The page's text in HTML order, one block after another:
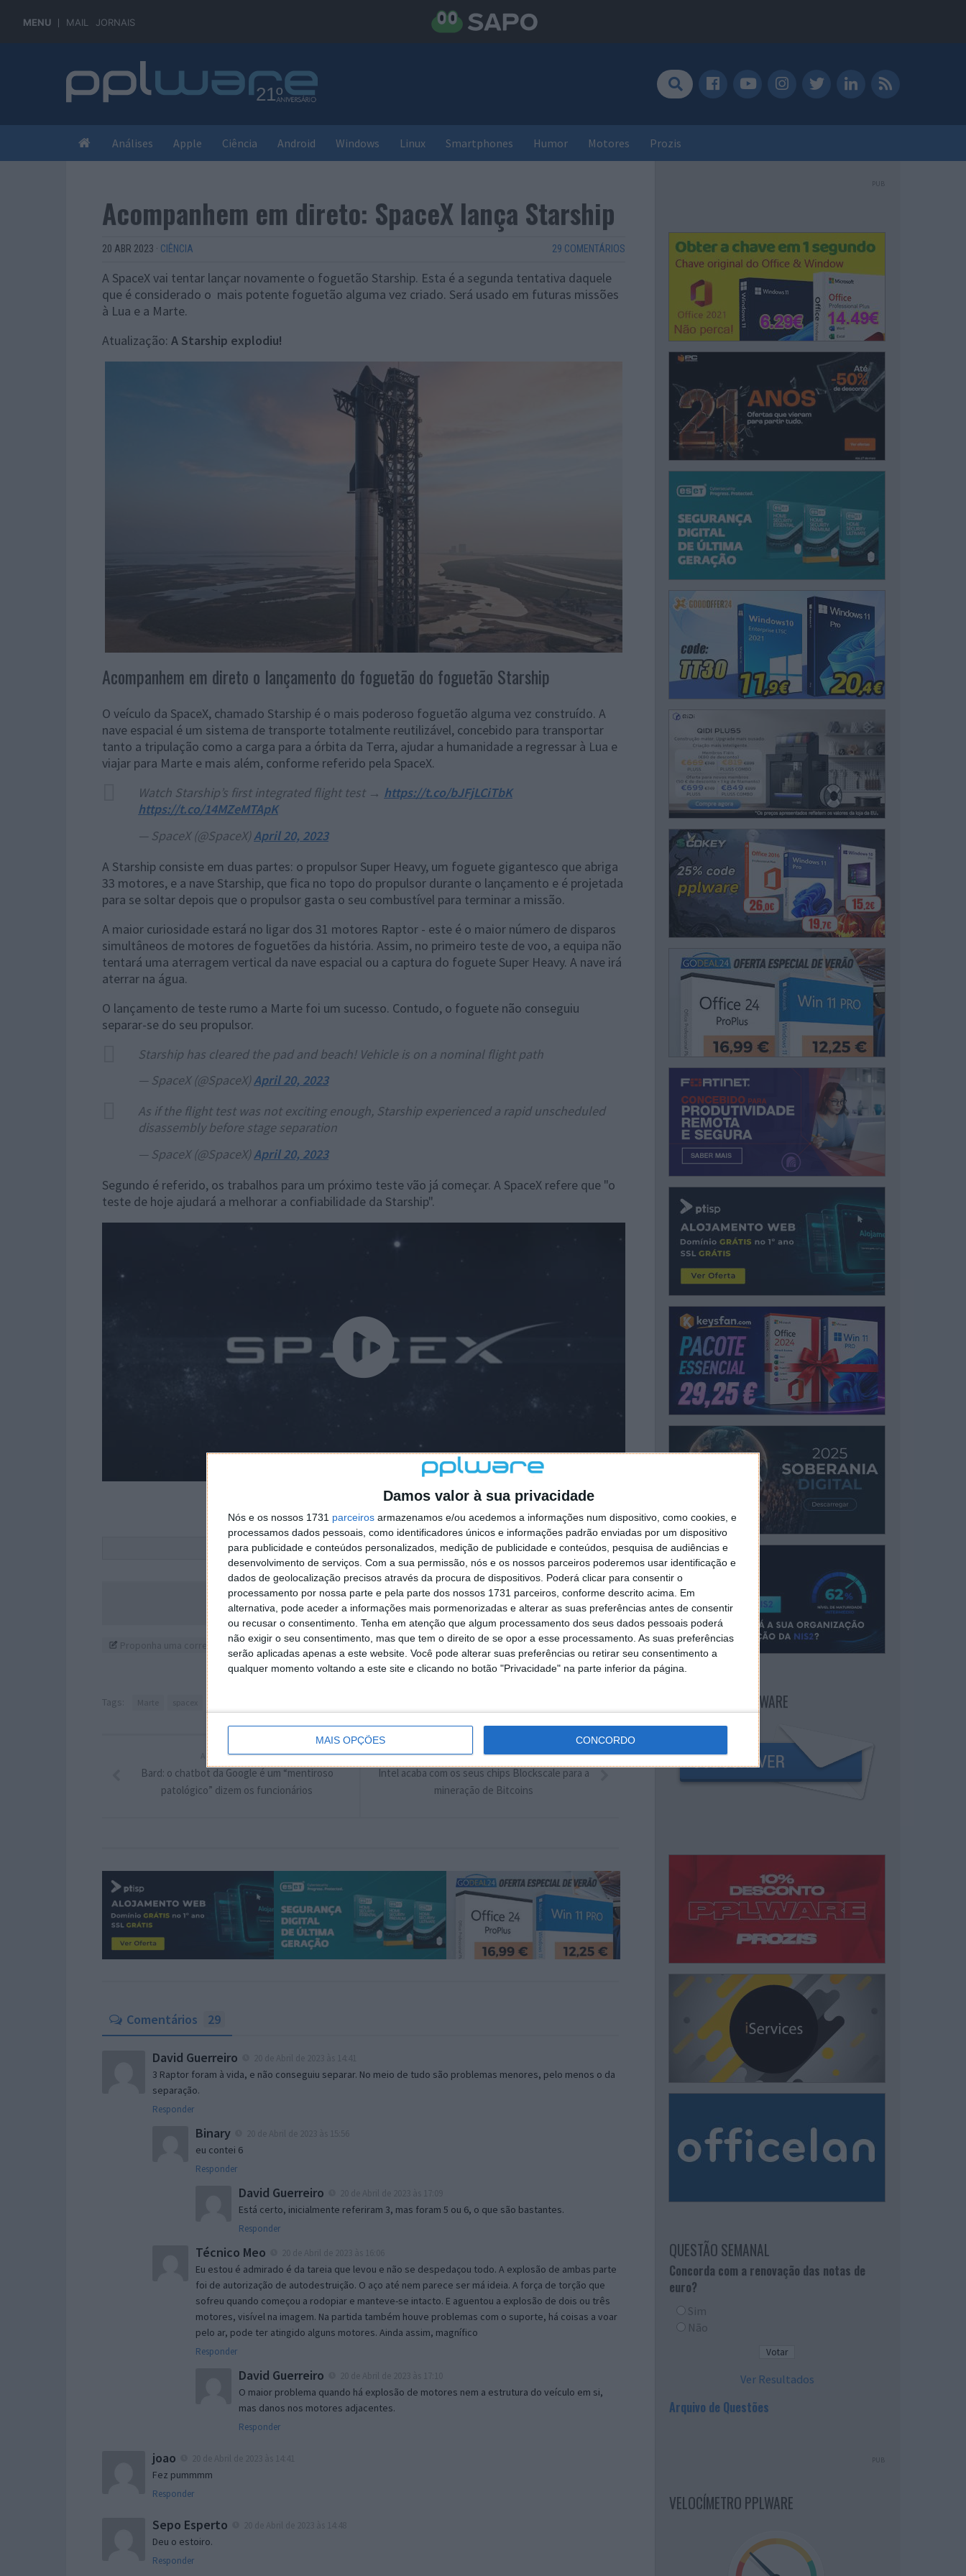
Damos valor à sua privacidade
Nós e os nossos 1731 parceiros armazenamos e/ou acedemos a informações num dispositivo, como cookies, e
processamos dados pessoais, como identificadores únicos e informações padrão enviadas por um dispositivo
para publicidade e conteúdos personalizados, medição de publicidade e conteúdos, pesquisa de audiências e
desenvolvimento de serviços. Com a sua permissão, nós e os nossos parceiros poderemos usar identificação e
dados de geolocalização precisos através da procura de dispositivos. Poderá clicar para consentir o
processamento por nossa parte e pela parte dos nossos 1731 parceiros, conforme descrito acima. Em
alternativa, pode aceder a informações mais pormenorizadas e alterar as suas preferências antes de consentir
ou recusar o consentimento. Tenha em atenção que algum processamento dos seus dados pessoais poderá
não exigir o seu consentimento, mas que tem o direito de se opor a esse processamento. As suas preferências
serão aplicadas apenas a este website. Você pode alterar suas preferências ou retirar seu consentimento a
qualquer momento voltando a este site e clicando no botão "Privacidade" na parte inferior da página.
MAIS OPÇÕES CONCORDO
MENU MAIL JORNAIS
Análises Apple Ciência Android Windows Linux Smartphones Humor Motores Prozis
Acompanhem em direto: SpaceX lança Starship
20 ABR 2023 · CIÊNCIA 29 COMENTÁRIOS
A SpaceX vai tentar lançar novamente o foguetão Starship. Esta é a segunda tentativa daquele
que é considerado o mais potente foguetão alguma vez criado. Será usado em futuras missões
à Lua e a Marte.
Atualização: A Starship explodiu!
Acompanhem em direto o lançamento do foguetão do foguetão Starship
O veículo da SpaceX, chamado Starship é o mais poderoso foguetão alguma vez construído. A
nave espacial é um sistema de transporte totalmente reutilizável, concebido para transportar
tanto a tripulação como a carga para a órbita da Terra, ajudar a humanidade a regressar à Lua e
viajar para Marte e mais além, conforme referido pela SpaceX.
Watch Starship’s first integrated flight test → https://t.co/bJFjLCiTbK
https://t.co/14MZeMTApK
— SpaceX (@SpaceX) April 20, 2023
A Starship consiste em duas partes: o propulsor Super Heavy, um foguete gigantesco que abriga
33 motores, e a nave Starship, que fica no topo do propulsor durante o lançamento e é projetada
para se soltar depois que o propulsor gasta o seu combustível para terminar a missão.
A maior curiosidade estará no ligar dos 31 motores Raptor - este é o maior número de disparos
simultâneos de motores de foguetões da história. Assim, no primeiro teste de voo, a equipa não
tentará uma aterragem vertical da nave espacial ou a captura do foguete Super Heavy. A nave irá
aterrar na água.
O lançamento de teste rumo a Marte foi um sucesso. Contudo, o foguete não conseguiu
separar-se do seu propulsor.
Starship has cleared the pad and beach! Vehicle is on a nominal flight path
— SpaceX (@SpaceX)April 20, 2023
As if the flight test was not exciting enough, Starship experienced a rapid unscheduled
disassembly before stage separation
— SpaceX (@SpaceX) April 20, 2023
Segundo é referido, os trabalhos para um próximo teste vão já começar. A SpaceX refere que "o
teste de hoje ajudará a melhorar a confiabilidade da Starship".
Este artigo tem mais de um ano
Acompanhe o Pplware no Google Notícias
Proponha uma correção, faça uma sugestão Autor: Pplware
Tags:
PRÓXIMO ARTIGO
Intel acaba com os seus chips Blockscale para a
mineração de Bitcoins
ARTIGO ANTERIOR
Bard: o chatbot da Google é um “mentiroso
patológico” dizem os funcionários
Comentários 29
David Guerreiro
3 Raptor foram à vida, e não conseguiu separar. No meio de tudo são problemas menores, pelo menos o da
separação.
Responder
Binary
eu contei 6
Responder
David Guerreiro
Está certo, inicialmente referiram 3, mas foram 5 ou 6, o que são bastantes.
Responder
Técnico Meo
Eu estou é admirado é da tareia que levou e não se despedaçou todo. A explosão de ambas parte
foi de autorização de autodestruição. O aço até nem parece ser má ideia. A força de torção que
sofreu quando começou a rodopiar e manteve-se intacto. E aguentou a explosão de dois ou três
motores, visível na imagem. Na partida também houve problemas com o suporte, há coisas a voar
pelo ar, pode ter atingido alguns motores. Ainda assim, magnífico
Responder
David Guerreiro
O maior problema quando há explosão de motores nem a estrutura do veículo em si,
mas danos nos motores adjacentes.
Responder
joao
Fez pummmm
Responder
Sepo Esperto
Deu o estoiro.
Responder
PUB
NEWSLETTER PPLWARE
QUESTÃO SEMANAL
Concorda com a renovação das notas de
euro?
Sim
Não
Ver Resultados
Arquivo de Questões
PUB
VELOCÍMETRO PPLWARE